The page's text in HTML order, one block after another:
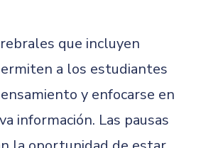
que incluyen
a los estudiantes
y enfocarse en
información. Las pausas